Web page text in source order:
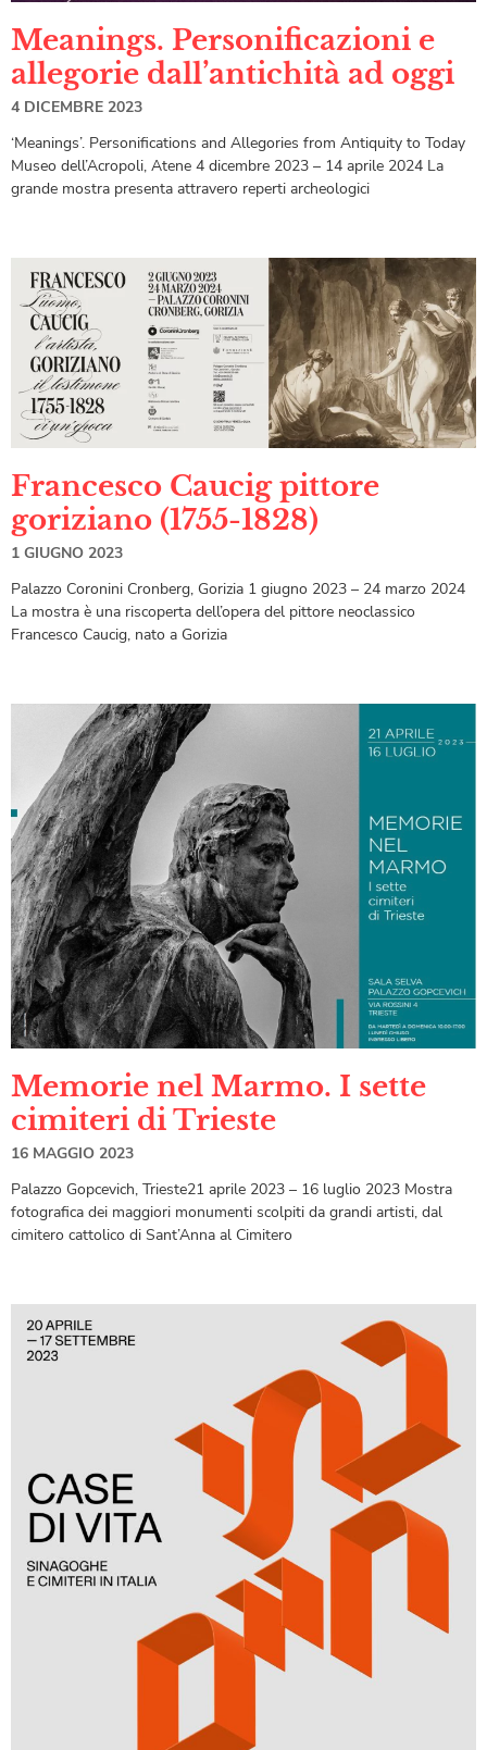
Meanings. Personificazioni e
allegorie dall’antichità ad oggi
4 DICEMBRE 2023
‘Meanings’. Personifications and Allegories from Antiquity to Today
Museo dell’Acropoli, Atene 4 dicembre 2023 – 14 aprile 2024 La
grande mostra presenta attravero reperti archeologici
Francesco Caucig pittore
goriziano (1755-1828)
1 GIUGNO 2023
Palazzo Coronini Cronberg, Gorizia 1 giugno 2023 – 24 marzo 2024
La mostra è una riscoperta dell’opera del pittore neoclassico
Francesco Caucig, nato a Gorizia
Memorie nel Marmo. I sette
cimiteri di Trieste
16 MAGGIO 2023
Palazzo Gopcevich, Trieste21 aprile 2023 – 16 luglio 2023 Mostra
fotografica dei maggiori monumenti scolpiti da grandi artisti, dal
cimitero cattolico di Sant’Anna al Cimitero